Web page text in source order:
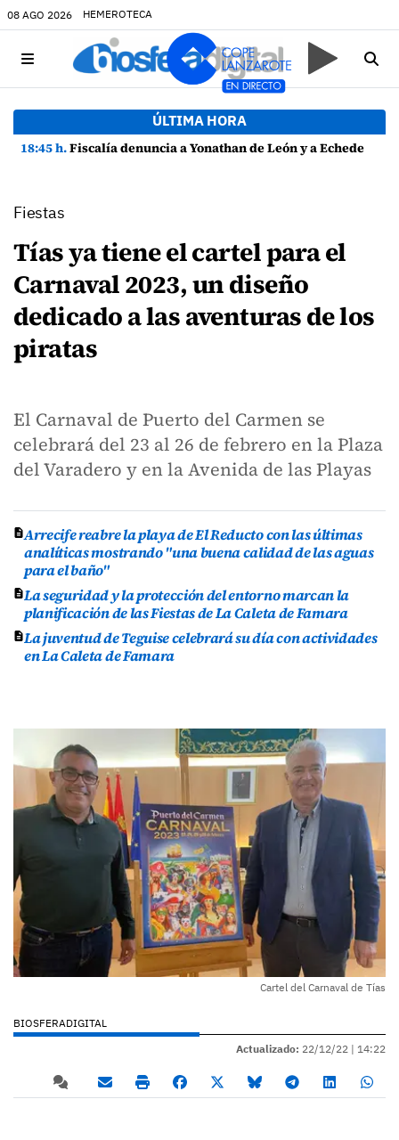
08 AGO 2026 HEMEROTECA
ÚLTIMA HORA
18:45 h.Fiscalía denuncia a Yonathan de León y a Echedey Eugenio por presuntas anomalías en contratos festivos
Fiestas
Tías ya tiene el cartel para el
Carnaval 2023, un diseño
dedicado a las aventuras de los
piratas
El Carnaval de Puerto del Carmen se
celebrará del 23 al 26 de febrero en la Plaza
del Varadero y en la Avenida de las Playas
Arrecife reabre la playa de El Reducto con las últimas
analíticas mostrando "una buena calidad de las aguas
para el baño"
La seguridad y la protección del entorno marcan la
planificación de las Fiestas de La Caleta de Famara
La juventud de Teguise celebrará su día con actividades
en La Caleta de Famara
Cartel del Carnaval de Tías
BIOSFERADIGITAL
Actualizado: 22/12/22 | 14:22